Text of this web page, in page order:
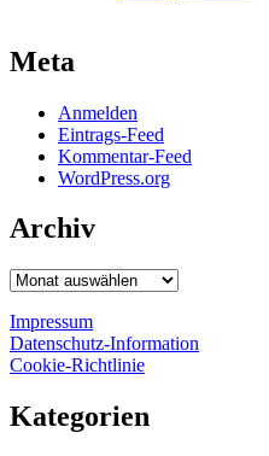
Meta
Anmelden
Eintrags-Feed
Kommentar-Feed
WordPress.org
Archiv
Archiv
Impressum
Datenschutz-Information
Cookie-Richtlinie
Kategorien